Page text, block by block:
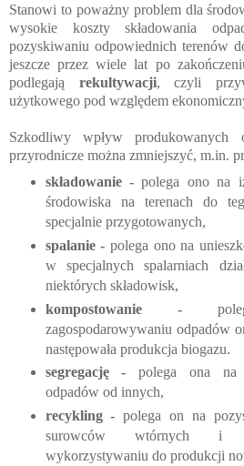
Stanowi to poważny problem dla
wysokie koszty składowania
pozyskiwaniu odpowiednich terenów
jeszcze przez wiele lat po
podlegają rekultywacji, czyli
użytkowego pod względem
Szkodliwy wpływ produkowanych
przyrodnicze można zmniejszyć, m.in.
składowanie -polega ono na
środowiska na terenach do
specjalnie przygotowanych,
spalanie - polega ono na
w specjalnych spalarniach
niektórych składowisk,
kompostowanie -
zagospodarowywaniu odpadów
następowała produkcja biogazu.
segregację -polega ona na
odpadów od innych,
recykling -polega on na
surowców wtórnych i
wykorzystywaniu do produkcji